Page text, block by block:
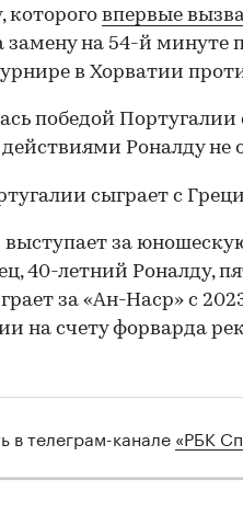
которого впервые
на 54-й минуте
в Хорватии
победой Португалии
Роналду не
сыграет с
за
40-летний Роналду,
за «Ан-Наср» с
на счету форварда
в телеграм-канале «РБК